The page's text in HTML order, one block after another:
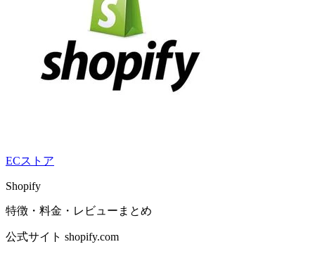
ECストア
Shopify
特徴・料金・レビューまとめ
公式サイト shopify.com